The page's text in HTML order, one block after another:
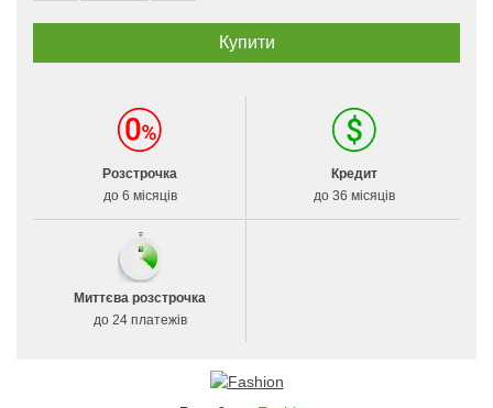
Розстрочка
до 6 місяців
Кредит
до 36 місяців
Миттєва розстрочка
до 24 платежів